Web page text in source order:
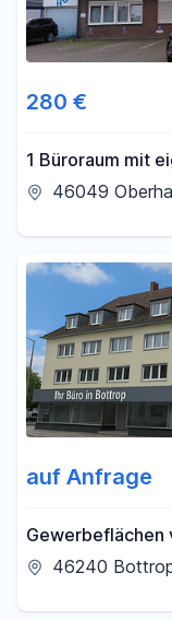
280 €
1 Büroraum mit
Oberhausen
46049
auf Anfrage
Gewerbeflächen
oder Büro –
46240